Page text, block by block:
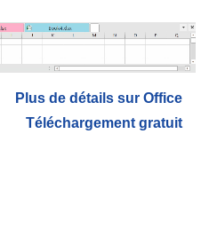
Plus de détails sur Office
Téléchargement gratuit